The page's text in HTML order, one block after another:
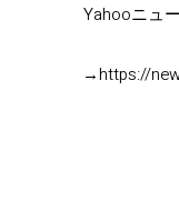
Yahooニュ
→https://